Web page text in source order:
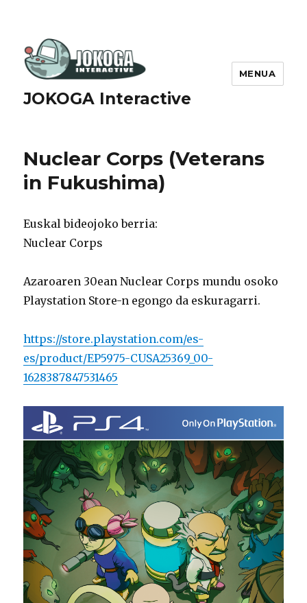
JOKOGA Interactive
MENUA
Nuclear Corps (Veterans
in Fukushima)
Euskal bideojoko berria:
Nuclear Corps
Azaroaren 30ean Nuclear Corps mundu osoko
Playstation Store-n egongo da eskuragarri.
https://store.playstation.com/es-
es/product/EP5975-CUSA25369_00-
1628387847531465